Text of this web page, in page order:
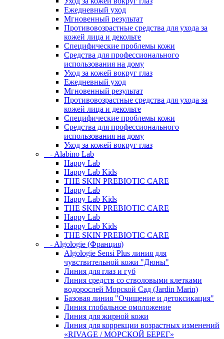
Ежедневный уход
Мгновенный результат
Противовозрастные средства для ухода за
кожей лица и декольте
Специфические проблемы кожи
Средства для профессионального
использования на дому
Уход за кожей вокруг глаз
Ежедневный уход
Мгновенный результат
Противовозрастные средства для ухода за
кожей лица и декольте
Специфические проблемы кожи
Средства для профессионального
использования на дому
Уход за кожей вокруг глаз
- Alabino Lab
Happy Lab
Happy Lab Kids
THE SKIN PREBIOTIC CARE
Happy Lab
Happy Lab Kids
THE SKIN PREBIOTIC CARE
Happy Lab
Happy Lab Kids
THE SKIN PREBIOTIC CARE
- Algologie (Франция)
Algologie Sensi Plus линия для
чувcтвительной кожи "Дюны"
Линия для глаз и губ
Линия средств со стволовыми клетками
водорослей Морской Сад (Jardin Marin)
Базовая линия "Очищение и детоксикация"
Линия глобальное омоложение
Линия для жирной кожи
Линия для коррекции возрастных изменений
«RIVAGE / МОРСКОЙ БЕРЕГ»